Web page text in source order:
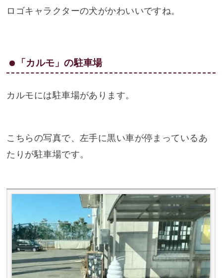
ロゴキャラクターの犬がかわいいですね。
「カルモ」の駐車場
カルモには駐車場があります。
こちらの写真で、左手に黒い車が停まっているあ
たりが駐車場です。